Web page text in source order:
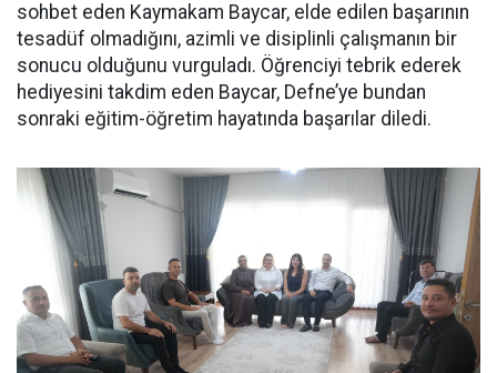
sohbet eden Kaymakam Baycar, elde edilen başarının
tesadüf olmadığını, azimli ve disiplinli çalışmanın bir
sonucu olduğunu vurguladı. Öğrenciyi tebrik ederek
hediyesini takdim eden Baycar, Defne’ye bundan
sonraki eğitim-öğretim hayatında başarılar diledi.